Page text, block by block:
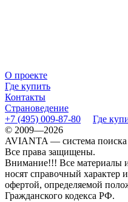
О проекте
Где купить
Контакты
Страноведение
+7 (495) 009-87-80
Где
© 2009—2026
AVIANTA — система поиска
Все права защищены.
Внимание!!! Все материалы
носят справочный характер
офертой, определяемой
Гражданского кодекса РФ.